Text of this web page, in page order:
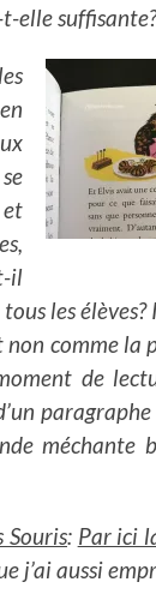
elle suffisante?
il
les
comme la
de
Souris: Par ici
j’ai aussi